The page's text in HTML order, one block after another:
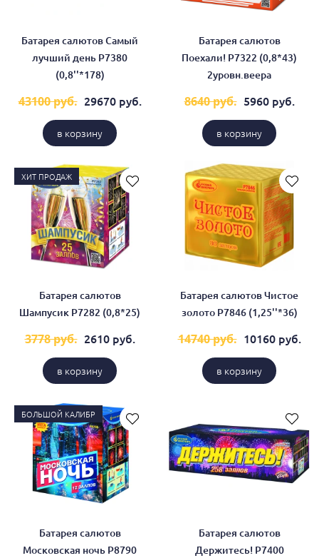
Батарея салютов Самый
лучший день Р7380
(0,8''*178)
43100 руб. 29670 руб.
в корзину
Батарея салютов
Поехали! Р7322 (0,8*43)
2уровн.веера
8640 руб. 5960 руб.
в корзину
ХИТ ПРОДАЖ
Батарея салютов
Шампусик Р7282 (0,8*25)
3778 руб. 2610 руб.
в корзину
Батарея салютов Чистое
золото Р7846 (1,25''*36)
14740 руб. 10160 руб.
в корзину
БОЛЬШОЙ КАЛИБР
Батарея салютов
Московская ночь Р8790
Батарея салютов
Держитесь! Р7400